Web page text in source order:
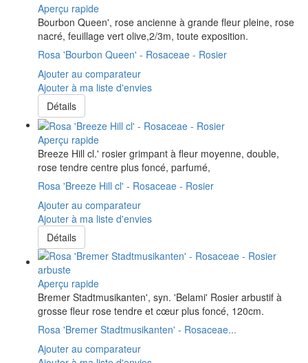
Aperçu rapide
Bourbon Queen', rose ancienne à grande fleur pleine, rose
nacré, feuillage vert olive,2/3m, toute exposition.
Rosa 'Bourbon Queen' - Rosaceae - Rosier
Ajouter au comparateur
Ajouter à ma liste d'envies
Détails
Aperçu rapide
Breeze Hill cl.' rosier grimpant à fleur moyenne, double,
rose tendre centre plus foncé, parfumé,
Rosa 'Breeze Hill cl' - Rosaceae - Rosier
Ajouter au comparateur
Ajouter à ma liste d'envies
Détails
Aperçu rapide
Bremer Stadtmusikanten', syn. 'Belami' Rosier arbustif à
grosse fleur rose tendre et cœur plus foncé, 120cm.
Rosa 'Bremer Stadtmusikanten' - Rosaceae...
Ajouter au comparateur